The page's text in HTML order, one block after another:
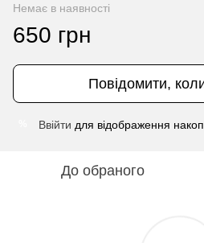
Немає в наявності
650 грн
Повідомити,
Ввійти для відображення
До обраного